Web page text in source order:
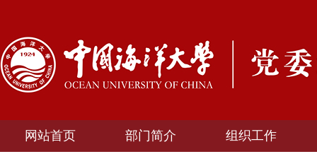
网站首页 部门简介 组织工作